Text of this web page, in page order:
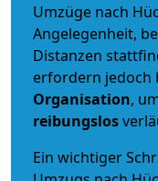
Umzüge nach
Angelegenheit,
Distanzen
erfordern jedoch
Organisation,
reibungslos
Ein wichtiger